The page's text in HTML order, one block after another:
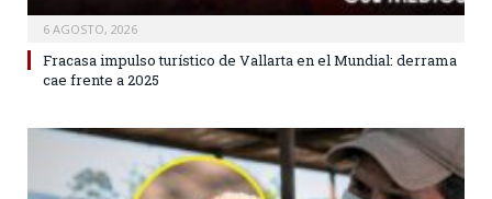
6 AGOSTO, 2026
Fracasa impulso turístico de Vallarta en el Mundial: derrama
cae frente a 2025